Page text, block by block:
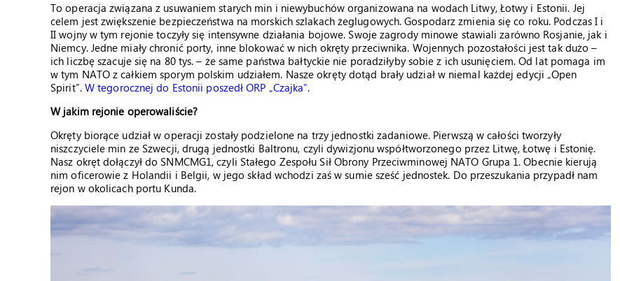
To operacja związana z usuwaniem starych min i niewybuchów organizowana na wodach Litwy, Łotwy i Estonii. Jej
celem jest zwiększenie bezpieczeństwa na morskich szlakach żeglugowych. Gospodarz zmienia się co roku. Podczas I i
II wojny w tym rejonie toczyły się intensywne działania bojowe. Swoje zagrody minowe stawiali zarówno Rosjanie, jak i
Niemcy. Jedne miały chronić porty, inne blokować w nich okręty przeciwnika. Wojennych pozostałości jest tak dużo –
ich liczbę szacuje się na 80 tys. – że same państwa bałtyckie nie poradziłyby sobie z ich usunięciem. Od lat pomaga im
w tym NATO z całkiem sporym polskim udziałem. Nasze okręty dotąd brały udział w niemal każdej edycji „Open
Spirit”. W tegorocznej do Estonii poszedł ORP „Czajka”.
W jakim rejonie operowaliście?
Okręty biorące udział w operacji zostały podzielone na trzy jednostki zadaniowe. Pierwszą w całości tworzyły
niszczyciele min ze Szwecji, drugą jednostki Baltronu, czyli dywizjonu współtworzonego przez Litwę, Łotwę i Estonię.
Nasz okręt dołączył do SNMCMG1, czyli Stałego Zespołu Sił Obrony Przeciwminowej NATO Grupa 1. Obecnie kierują
nim oficerowie z Holandii i Belgii, w jego skład wchodzi zaś w sumie sześć jednostek. Do przeszukania przypadł nam
rejon w okolicach portu Kunda.